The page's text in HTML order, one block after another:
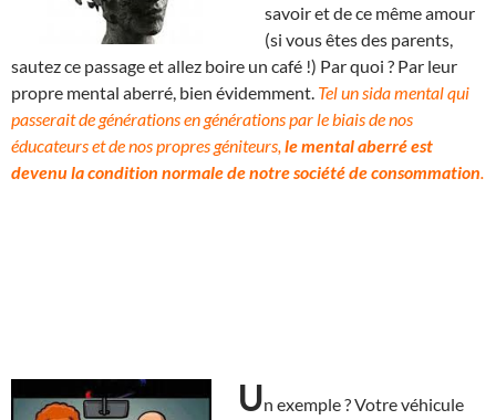
savoir et de ce même amour
(si vous êtes des parents,
sautez ce passage et allez boire un café !) Par quoi ? Par leur
propre mental aberré, bien évidemment. Tel un sida mental qui
passerait de générations en générations par le biais de nos
éducateurs et de nos propres géniteurs, le mental aberré est
devenu la condition normale de notre société de consommation
Un exemple ? Votre véhicule